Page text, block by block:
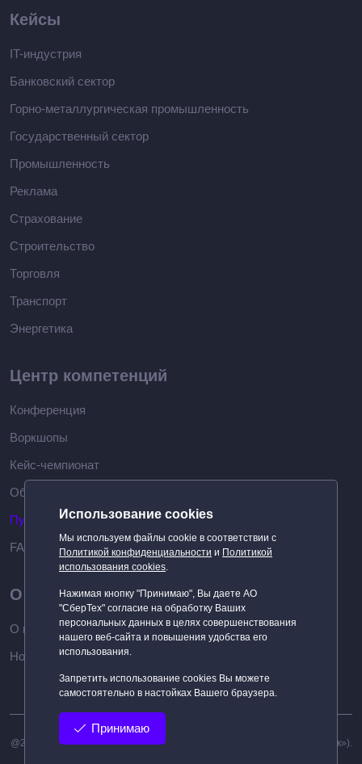
Кейсы
IT-индустрия
Банковский сектор
Горно-металлургическая промышленность
Государственный сектор
Промышленность
Реклама
Страхование
Строительство
Торговля
Транспорт
Энергетика
Центр компетенций
Конференция
Воркшопы
Кейс-чемпионат
Обучение
Публикации
FAQ
О компании
О нас
Новости
@2026 АО «СберТех»(является дочерним обществом ПАО «Сбербанк»).
Использование cookies
Мы используем файлы cookie в соответствии с
Политикой конфиденциальности и Политикой
использования cookies.
Нажимая кнопку "Принимаю", Вы даете АО
"СберТех" согласие на обработку Ваших
персональных данных в целях совершенствования
нашего веб-сайта и повышения удобства его
использования.
Запретить использование cookies Вы можете
самостоятельно в настойках Вашего браузера.
Принимаю